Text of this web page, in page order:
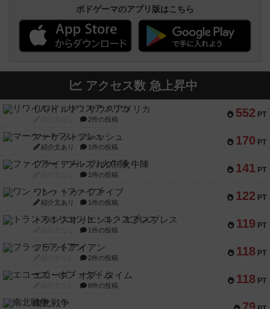
ボドゲーマのアプリ版はこちら
アクセス数 急上昇中
552 PT
リワイルド：サウスアメリカ
2件の投稿
170 PT
マーケットフレッシュ
紹介文あり 1件の投稿
141 PT
ファイアー・ブルズ / 火牛陣
1件の投稿
122 PT
ワン・トゥ・ファイブ
紹介文あり 1件の投稿
119 PT
トランスオリエント・エクスプレス
1件の投稿
118 PT
フラットアイアン
2件の投稿
118 PT
エコーズ・オブ・タイム
8件の投稿
南北戦争